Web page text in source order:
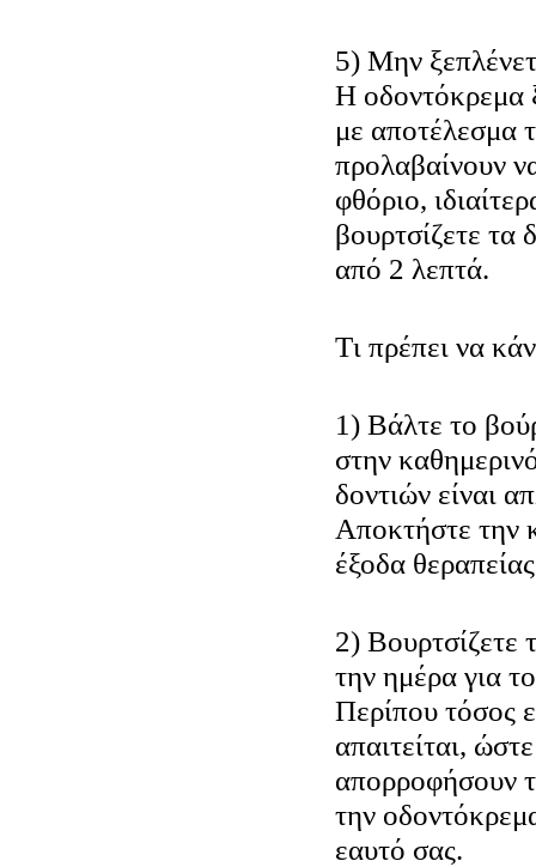
5) Μην
Η οδοντόκρεμα
με αποτέλεσμα
προλαβαίνουν
φθόριο,
βουρτσίζετε τα
από 2 λεπτά.
Tι πρέπει να
1) Βάλτε το
στην
δοντιών είναι
Αποκτήστε την
έξοδα
2) Βουρτσίζετε
την ημέρα για
Περίπου τόσος
απαιτείται,
απορροφήσουν
την
εαυτό σας.